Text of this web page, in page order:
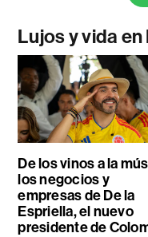
Lujos y vida
De los vinos a la
los negocios y
empresas de De la
Espriella, el nuevo
presidente de